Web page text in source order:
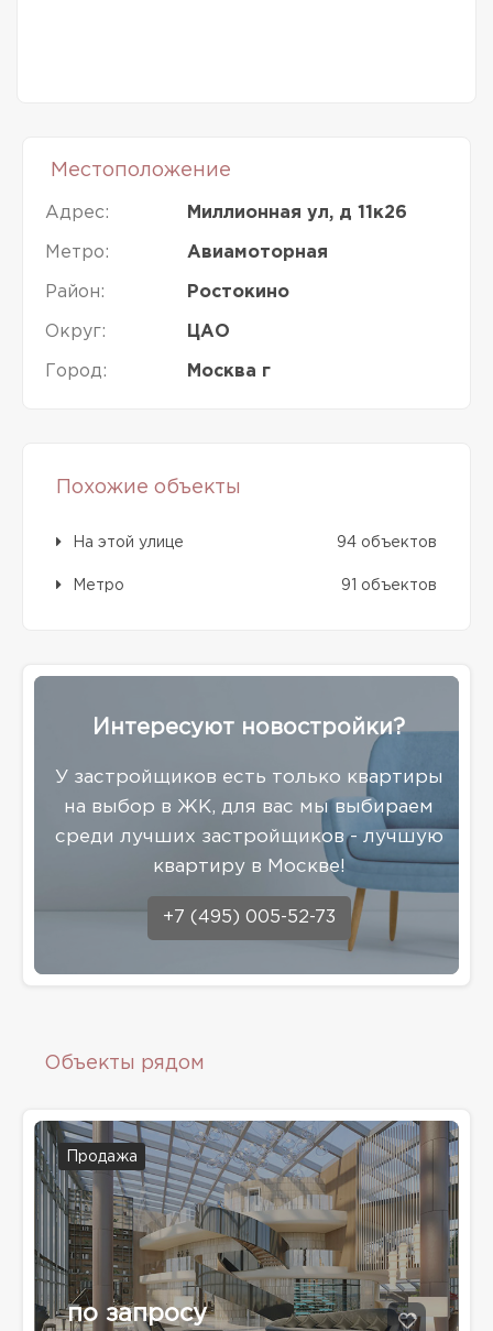
Местоположение
Адрес: Миллионная ул, д 11к26
Метро: Авиамоторная
Район: Ростокино
Округ: ЦАО
Город: Москва г
Похожие объекты
На этой улице 94 объектов
Метро 91 объектов
Интересуют новостройки?
У застройщиков есть только квартиры
на выбор в ЖК, для вас мы выбираем
среди лучших застройщиков - лучшую
квартиру в Москве!
+7 (495) 005-52-73
Объекты рядом
Продажа
по запросу